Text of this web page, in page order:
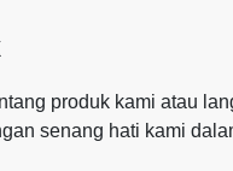
produk kami atau
senang hati kami